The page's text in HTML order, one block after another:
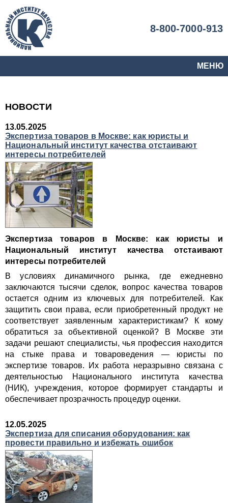
8-800-7000-913
МЕНЮ
НОВОСТИ
13.05.2025
Экспертиза товаров в Москве: как юристы и
Национальный институт качества отстаивают
интересы потребителей
Экспертиза товаров в Москве: как юристы и
Национальный институт качества отстаивают
интересы потребителей
В условиях динамичного рынка, где ежедневно
заключаются тысячи сделок, вопрос качества товаров
остается одним из ключевых для потребителей. Как
защитить свои права, если приобретенный продукт не
соответствует заявленным характеристикам? К кому
обратиться за объективной оценкой? В Москве эти
задачи решают специалисты, чья профессия находится
на стыке права и товароведения — юристы по
экспертизе товаров. Их работа неразрывно связана с
деятельностью Национального института качества
(НИК), учреждения, которое формирует стандарты и
обеспечивает прозрачность процедур оценки.
12.05.2025
Экспертиза для списания оборудования: как
провести правильно и избежать ошибок